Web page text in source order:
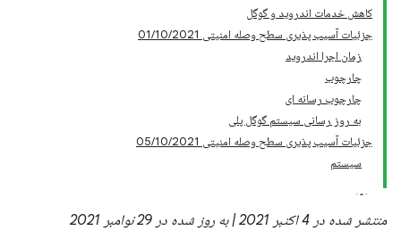
کاهش خدمات اندروید و گوگل
جزئیات آسیب پذیری سطح وصله امنیتی 01/10/2021
زمان اجرا اندروید
چارچوب
چارچوب رسانه ای
به روز رسانی سیستم گوگل پلی
جزئیات آسیب پذیری سطح وصله امنیتی 05/10/2021
سیستم
منتشر شده در 4 اکتبر 2021 | به روز شده در 29 نوامبر 2021